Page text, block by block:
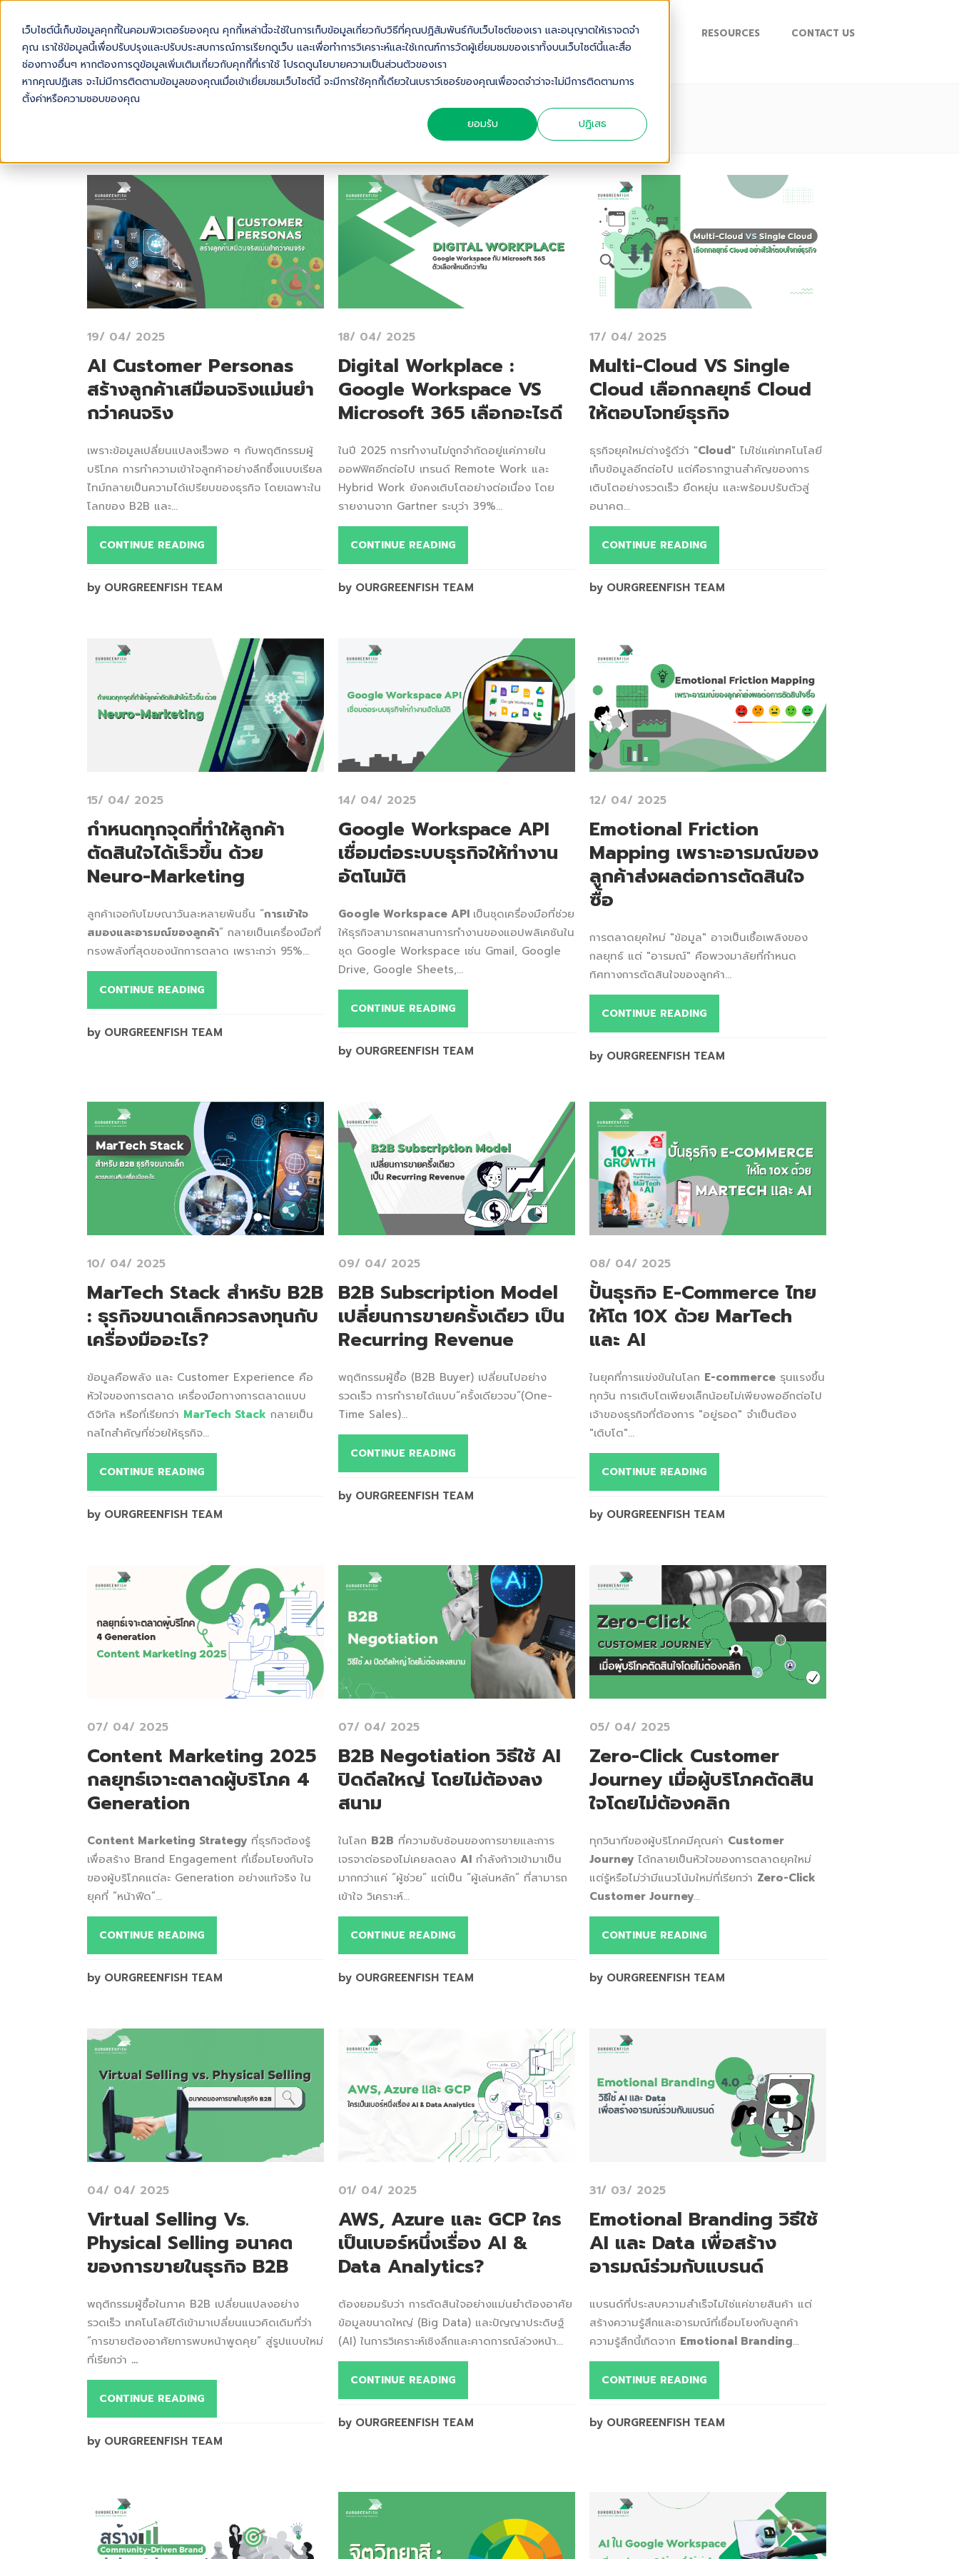
เว็บไซต์นี้เก็บข้อมูลคุกกี้ในคอมพิวเตอร์ของคุณ คุกกี้เหล่านี้จะใช้ในการเก็บข้อมูลเกี่ยวกับวิธีที่คุณปฏิสัมพันธ์กับเว็บไซต์ของเรา และอนุญาตให้เราจดจำ
คุณ เราใช้ข้อมูลนี้เพื่อปรับปรุงและปรับประสบการณ์การเรียกดูเว็บ และเพื่อทำการวิเคราะห์และใช้เกณฑ์การวัดผู้เยี่ยมชมของเราทั้งบนเว็บไซต์นี้และสื่อ
ช่องทางอื่นๆ หากต้องการดูข้อมูลเพิ่มเติมเกี่ยวกับคุกกี้ที่เราใช้ โปรดดูนโยบายความเป็นส่วนตัวของเรา
หากคุณปฏิเสธ จะไม่มีการติดตามข้อมูลของคุณเมื่อเข้าเยี่ยมชมเว็บไซต์นี้ จะมีการใช้คุกกี้เดียวในเบราว์เซอร์ของคุณเพื่อจดจำว่าจะไม่มีการติดตามการ
ตั้งค่าหรือความชอบของคุณ
ยอมรับ
ปฏิเสธ
ABOUT US SOLUTIONS INDUSTRIES SERVICES & SUPPORT RESOURCES CONTACT US
19/ 04/ 2025
AI Customer Personas
สร้างลูกค้าเสมือนจริงแม่นยำ
กว่าคนจริง
เพราะข้อมูลเปลี่ยนแปลงเร็วพอ ๆ กับพฤติกรรมผู้
บริโภค การทำความเข้าใจลูกค้าอย่างลึกซึ้งแบบเรียล
ไทม์กลายเป็นความได้เปรียบของธุรกิจ โดยเฉพาะใน
โลกของ B2B และ...
CONTINUE READING
by OURGREENFISH TEAM
18/ 04/ 2025
Digital Workplace :
Google Workspace VS
Microsoft 365 เลือกอะไรดี
ในปี 2025 การทำงานไม่ถูกจำกัดอยู่แค่ภายใน
ออฟฟิศอีกต่อไป เทรนด์ Remote Work และ
Hybrid Work ยังคงเติบโตอย่างต่อเนื่อง โดย
รายงานจาก Gartner ระบุว่า 39%...
CONTINUE READING
by OURGREENFISH TEAM
17/ 04/ 2025
Multi-Cloud VS Single
Cloud เลือกกลยุทธ์ Cloud
ให้ตอบโจทย์ธุรกิจ
ธุรกิจยุคใหม่ต่างรู้ดีว่า "Cloud" ไม่ใช่แค่เทคโนโลยี
เก็บข้อมูลอีกต่อไป แต่คือรากฐานสำคัญของการ
เติบโตอย่างรวดเร็ว ยืดหยุ่น และพร้อมปรับตัวสู่
อนาคต...
CONTINUE READING
by OURGREENFISH TEAM
15/ 04/ 2025
กำหนดทุกจุดที่ทำให้ลูกค้า
ตัดสินใจได้เร็วขึ้น ด้วย
Neuro-Marketing
ลูกค้าเจอกับโฆษณาวันละหลายพันชิ้น “การเข้าใจ
สมองและอารมณ์ของลูกค้า” กลายเป็นเครื่องมือที่
ทรงพลังที่สุดของนักการตลาด เพราะกว่า 95%...
CONTINUE READING
by OURGREENFISH TEAM
14/ 04/ 2025
Google Workspace API
เชื่อมต่อระบบธุรกิจให้ทำงาน
อัตโนมัติ
Google Workspace API เป็นชุดเครื่องมือที่ช่วย
ให้ธุรกิจสามารถผสานการทำงานของแอปพลิเคชันใน
ชุด Google Workspace เช่น Gmail, Google
Drive, Google Sheets,...
CONTINUE READING
by OURGREENFISH TEAM
12/ 04/ 2025
Emotional Friction
Mapping เพราะอารมณ์ของ
ลูกค้าส่งผลต่อการตัดสินใจ
ซื้อ
การตลาดยุคใหม่ "ข้อมูล" อาจเป็นเชื้อเพลิงของ
กลยุทธ์ แต่ "อารมณ์" คือพวงมาลัยที่กำหนด
ทิศทางการตัดสินใจของลูกค้า...
CONTINUE READING
by OURGREENFISH TEAM
10/ 04/ 2025
MarTech Stack สำหรับ B2B
: ธุรกิจขนาดเล็กควรลงทุนกับ
เครื่องมืออะไร?
ข้อมูลคือพลัง และ Customer Experience คือ
หัวใจของการตลาด เครื่องมือทางการตลาดแบบ
ดิจิทัล หรือที่เรียกว่า MarTech Stack กลายเป็น
กลไกสำคัญที่ช่วยให้ธุรกิจ...
CONTINUE READING
by OURGREENFISH TEAM
09/ 04/ 2025
B2B Subscription Model
เปลี่ยนการขายครั้งเดียว เป็น
Recurring Revenue
พฤติกรรมผู้ซื้อ (B2B Buyer) เปลี่ยนไปอย่าง
รวดเร็ว การทำรายได้แบบ“ครั้งเดียวจบ”(One-
Time Sales)...
CONTINUE READING
by OURGREENFISH TEAM
08/ 04/ 2025
ปั้นธุรกิจ E-Commerce ไทย
ให้โต 10X ด้วย MarTech
และ AI
ในยุคที่การแข่งขันในโลก E-commerce รุนแรงขึ้น
ทุกวัน การเติบโตเพียงเล็กน้อยไม่เพียงพออีกต่อไป
เจ้าของธุรกิจที่ต้องการ "อยู่รอด" จำเป็นต้อง
"เติบโต"...
CONTINUE READING
by OURGREENFISH TEAM
07/ 04/ 2025
Content Marketing 2025
กลยุทธ์เจาะตลาดผู้บริโภค 4
Generation
Content Marketing Strategy ที่ธุรกิจต้องรู้
เพื่อสร้าง Brand Engagement ที่เชื่อมโยงกับใจ
ของผู้บริโภคแต่ละ Generation อย่างแท้จริง ใน
ยุคที่ “หน้าฟีด”...
CONTINUE READING
by OURGREENFISH TEAM
07/ 04/ 2025
B2B Negotiation วิธีใช้ AI
ปิดดีลใหญ่ โดยไม่ต้องลง
สนาม
ในโลก B2B ที่ความซับซ้อนของการขายและการ
เจรจาต่อรองไม่เคยลดลง AI กำลังก้าวเข้ามาเป็น
มากกว่าแค่ “ผู้ช่วย” แต่เป็น “ผู้เล่นหลัก” ที่สามารถ
เข้าใจ วิเคราะห์...
CONTINUE READING
by OURGREENFISH TEAM
05/ 04/ 2025
Zero-Click Customer
Journey เมื่อผู้บริโภคตัดสิน
ใจโดยไม่ต้องคลิก
ทุกวินาทีของผู้บริโภคมีคุณค่า Customer
Journey ได้กลายเป็นหัวใจของการตลาดยุคใหม่
แต่รู้หรือไม่ว่ามีแนวโน้มใหม่ที่เรียกว่า Zero-Click
Customer Journey...
CONTINUE READING
by OURGREENFISH TEAM
04/ 04/ 2025
Virtual Selling Vs.
Physical Selling อนาคต
ของการขายในธุรกิจ B2B
พฤติกรรมผู้ซื้อในภาค B2B เปลี่ยนแปลงอย่าง
รวดเร็ว เทคโนโลยีได้เข้ามาเปลี่ยนแนวคิดเดิมที่ว่า
“การขายต้องอาศัยการพบหน้าพูดคุย” สู่รูปแบบใหม่
ที่เรียกว่า ...
CONTINUE READING
by OURGREENFISH TEAM
01/ 04/ 2025
AWS, Azure และ GCP ใคร
เป็นเบอร์หนึ่งเรื่อง AI &
Data Analytics?
ต้องยอมรับว่า การตัดสินใจอย่างแม่นยำต้องอาศัย
ข้อมูลขนาดใหญ่ (Big Data) และปัญญาประดิษฐ์
(AI) ในการวิเคราะห์เชิงลึกและคาดการณ์ล่วงหน้า...
CONTINUE READING
by OURGREENFISH TEAM
31/ 03/ 2025
Emotional Branding วิธีใช้
AI และ Data เพื่อสร้าง
อารมณ์ร่วมกับแบรนด์
แบรนด์ที่ประสบความสำเร็จไม่ใช่แค่ขายสินค้า แต่
สร้างความรู้สึกและอารมณ์ที่เชื่อมโยงกับลูกค้า
ความรู้สึกนี้เกิดจาก Emotional Branding...
CONTINUE READING
by OURGREENFISH TEAM